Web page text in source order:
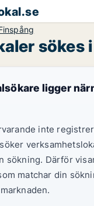
sökes
ligger
inte
sökning. Därför
matchar din